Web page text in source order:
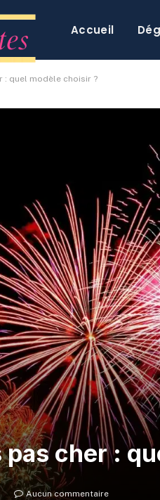
Accueil
: quel modèle choisir ?
cher :
Aucun commentaire